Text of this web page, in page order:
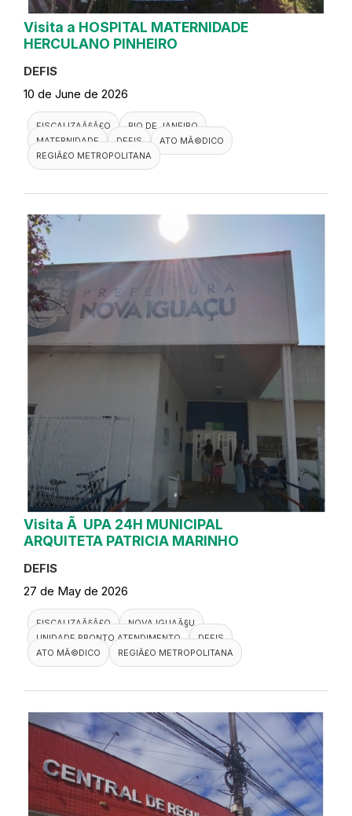
Visita a HOSPITAL MATERNIDADE
HERCULANO PINHEIRO
DEFIS
10 de June de 2026
FISCALIZAÃ§Ã£O
RIO DE JANEIRO
MATERNIDADE
DEFIS
ATO MÃ©DICO
REGIÃ£O METROPOLITANA
Visita Ã UPA 24H MUNICIPAL
ARQUITETA PATRICIA MARINHO
DEFIS
27 de May de 2026
FISCALIZAÃ§Ã£O
NOVA IGUAÃ§U
UNIDADE PRONTO ATENDIMENTO
DEFIS
ATO MÃ©DICO
REGIÃ£O METROPOLITANA